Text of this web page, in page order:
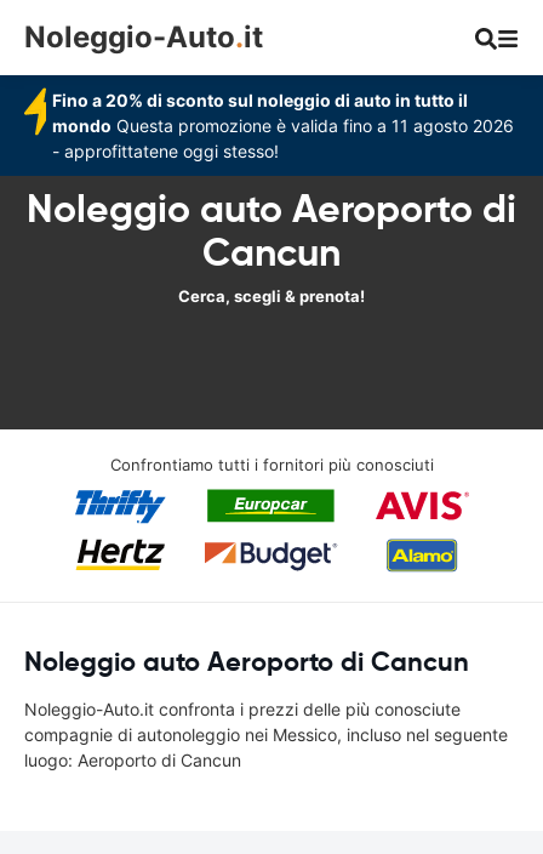
Noleggio-Auto.it
Fino a 20% di sconto sul noleggio di auto in tutto il
mondo Questa promozione è valida fino a 11 agosto 2026
- approfittatene oggi stesso!
Noleggio auto Aeroporto di
Cancun
Cerca, scegli & prenota!
Confrontiamo tutti i fornitori più conosciuti
Noleggio auto Aeroporto di Cancun
Noleggio-Auto.it confronta i prezzi delle più conosciute
compagnie di autonoleggio nei Messico, incluso nel seguente
luogo: Aeroporto di Cancun